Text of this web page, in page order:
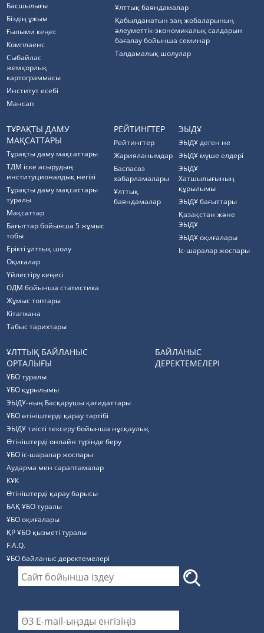
Басшылығы
Біздің ұжым
Ғылыми кеңес
Комплаенс
Cыбайлас
жемқорлық
картограммасы
Институт есебі
Мансап
Ұлттық баяндамалар
Қабылданатын заң жобаларының
әлеуметтік-экономикалық салдарын
бағалау бойынша семинар
Талдамалық шолулар
ТҰРАҚТЫ ДАМУ
МАҚСАТТАРЫ
Тұрақты даму мақсаттары
ТДМ іске асырудың
институционалдық негізі
Тұрақты даму мақсаттары
туралы
Мақсаттар
Бағыттар бойынша 5 жұмыс
тобы
Ерікті ұлттық шолу
Оқиғалар
Үйлестіру кеңесі
ОДМ бойынша статистика
Жұмыс топтары
Кітапхана
Табыс тарихтары
РЕЙТИНГТЕР
Рейтингтер
Жарияланымдар
Баспасөз
хабарламалары
Ұлттық
баяндамалар
ЭЫДҰ
ЭЫДҰ деген не
ЭЫДҰ мүше елдері
ЭЫДҰ
Хатшылығының
құрылымы
ЭЫДҰ бағыттары
Қазақстан және
ЭЫДҰ
ЭЫДҰ оқиғалары
Іс-шаралар жоспары
ҰЛТТЫҚ БАЙЛАНЫС
ОРТАЛЫҒЫ
ҰБО туралы
ҰБО құрылымы
ЭЫДҰ-ның Басқарушы қағидаттары
ҰБО өтініштерді қарау тәртібі
ЭЫДҰ тиісті тексеру бойынша нұсқаулық
Өтініштерді онлайн түрінде беру
ҰБО іс-шаралар жоспары
Аударма мен сараптамалар
КҰК
Өтініштерді қарау барысы
БАҚ ҰБО туралы
ҰБО оқиғалары
ҚР ҰБО қызметі туралы
F.A.Q.
ҰБО байланыс деректемелерi
БАЙЛАНЫС
ДЕРЕКТЕМЕЛЕРІ